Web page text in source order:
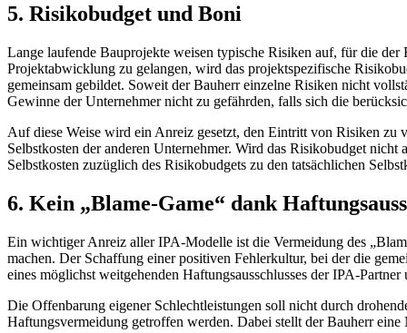
5. Risikobudget und Boni
Lange laufende Bauprojekte weisen typische Risiken auf, für die
Projektabwicklung zu gelangen, wird das projektspezifische
gemeinsam gebildet. Soweit der Bauherr einzelne Risiken nicht
Gewinne der Unternehmer nicht zu gefährden, falls sich die
Auf diese Weise wird ein Anreiz gesetzt, den Eintritt von Risiken zu
Selbstkosten der anderen Unternehmer. Wird das Risikobudget
Selbstkosten zuzüglich des Risikobudgets zu den tatsächlichen
6. Kein „Blame-Game“ dank
Ein wichtiger Anreiz aller IPA-Modelle ist die Vermeidung des
machen. Der Schaffung einer positiven Fehlerkultur, bei der die
eines möglichst weitgehenden Haftungsausschlusses der IPA-Partner
Die Offenbarung eigener Schlechtleistungen soll nicht durch
Haftungsvermeidung getroffen werden. Dabei stellt der Bauherr